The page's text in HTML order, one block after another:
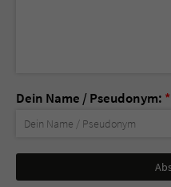
Dein Name / Pseudonym: *
Nicht
ausfüllen!